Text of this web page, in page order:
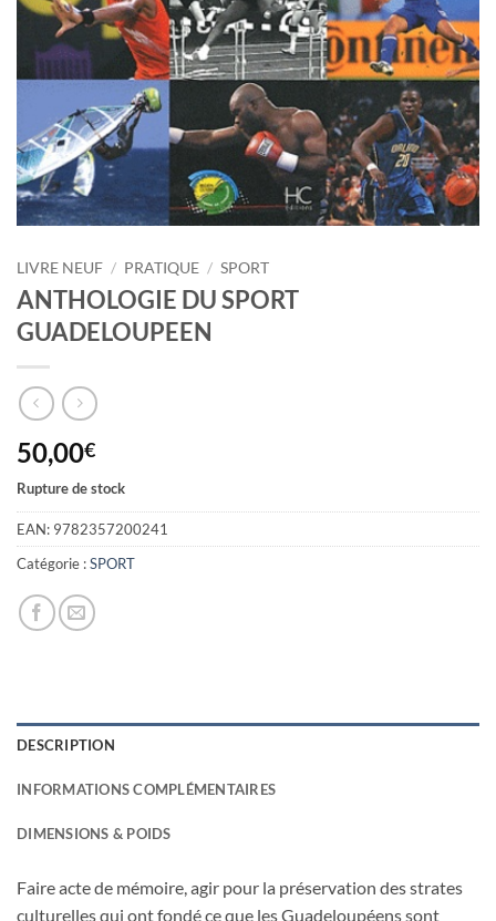
LIVRE NEUF / PRATIQUE / SPORT
ANTHOLOGIE DU SPORT
GUADELOUPEEN
50,00€
Rupture de stock
EAN: 9782357200241
Catégorie :SPORT
DESCRIPTION
INFORMATIONS COMPLÉMENTAIRES
DIMENSIONS & POIDS
Faire acte de mémoire, agir pour la préservation des strates
culturelles qui ont fondé ce que les Guadeloupéens sont